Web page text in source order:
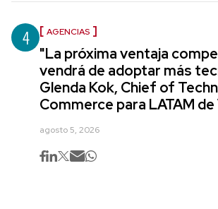
4 AGENCIAS
"La próxima ventaja
vendrá de adoptar más
Glenda Kok, Chief of
Commerce para LATAM
agosto 5, 2026